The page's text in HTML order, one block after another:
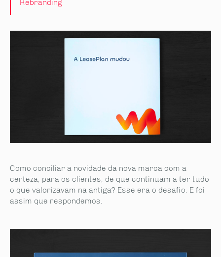
Rebranding
Como conciliar a novidade da nova marca com a
certeza, para os clientes, de que continuam a ter tudo
o que valorizavam na antiga? Esse era o desafio. E foi
assim que respondemos.